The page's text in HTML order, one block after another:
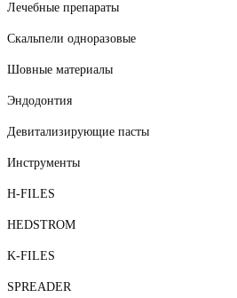
Лечебные препараты
Скальпели одноразовые
Шовные материалы
Эндодонтия
Девитализирующие пасты
Инструменты
H-FILES
HEDSTROM
K-FILES
SPREADER